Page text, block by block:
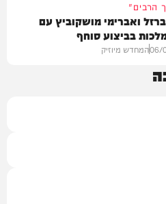
הרבים"
ואברימי מושקוביץ עם
בביצוע סוחף
06/המחדש מיוזיק